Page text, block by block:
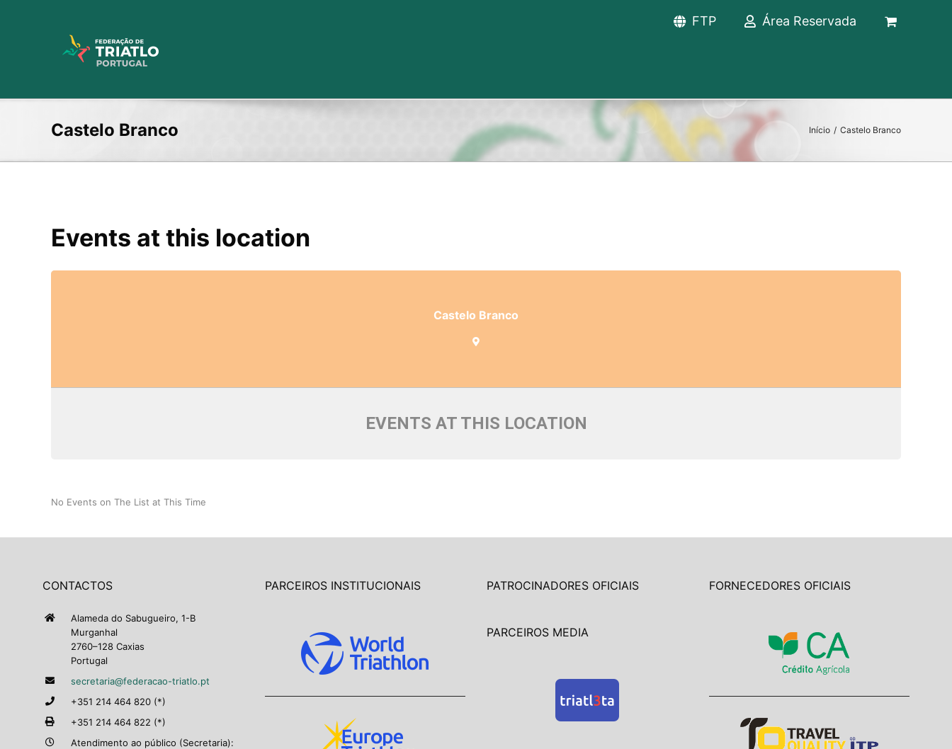
FTP Área Reservada
Castelo Branco Início / Castelo Branco
Events at this location
Castelo Branco
EVENTS AT THIS LOCATION
No Events on The List at This Time
CONTACTOS
Alameda do Sabugueiro, 1-B
Murganhal
2760–128 Caxias
Portugal
secretaria@federacao-triatlo.pt
+351 214 464 820 (*)
+351 214 464 822 (*)
Atendimento ao público (Secretaria):
PARCEIROS INSTITUCIONAIS PATROCINADORES OFICIAIS
PARCEIROS MEDIA
FORNECEDORES OFICIAIS